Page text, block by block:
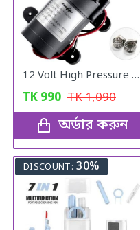
12 Volt High Pressure Full Set Water Pump
TK 990 TK1,090
অর্ডার করুন
DISCOUNT: 30%